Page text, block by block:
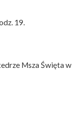
19.
Msza Święta